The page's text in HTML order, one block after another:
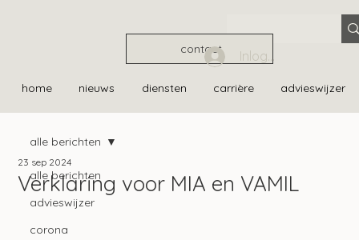
contact
home nieuws diensten carrière advieswijzer
Inloggen
alle berichten
advieswijzer
corona
alle berichten
Verklaring voor MIA en VAMIL
23 sep 2024